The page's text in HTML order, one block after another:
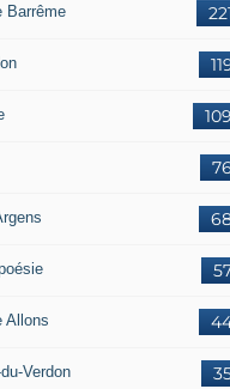
Barrême
Allons
Verdon